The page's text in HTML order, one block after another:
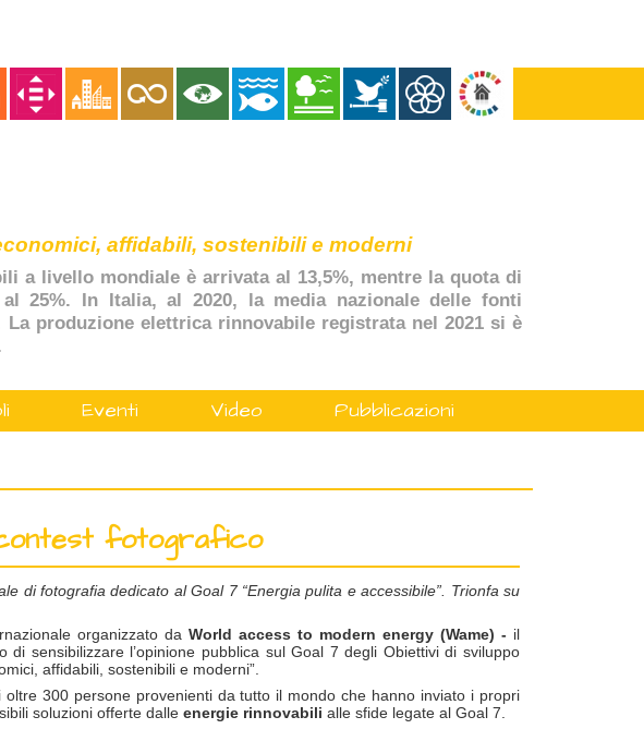
affidabili, sostenibili e moderni
a livello mondiale è arrivata al 13,5%, mentre la quota di
25%. In Italia, al 2020, la media nazionale delle fonti
produzione elettrica rinnovabile registrata nel 2021 si è
Eventi Video Pubblicazioni
contest fotografico
di fotografia dedicato al Goal 7 “Energia pulita e accessibile”. Trionfa su
organizzato da World access to modern energy (Wame) - il
sensibilizzare l’opinione pubblica sul Goal 7 degli Obiettivi di sviluppo
affidabili, sostenibili e moderni”.
300 persone provenienti da tutto il mondo che hanno inviato i propri
soluzioni offerte dalle energie rinnovabili alle sfide legate al Goal 7.